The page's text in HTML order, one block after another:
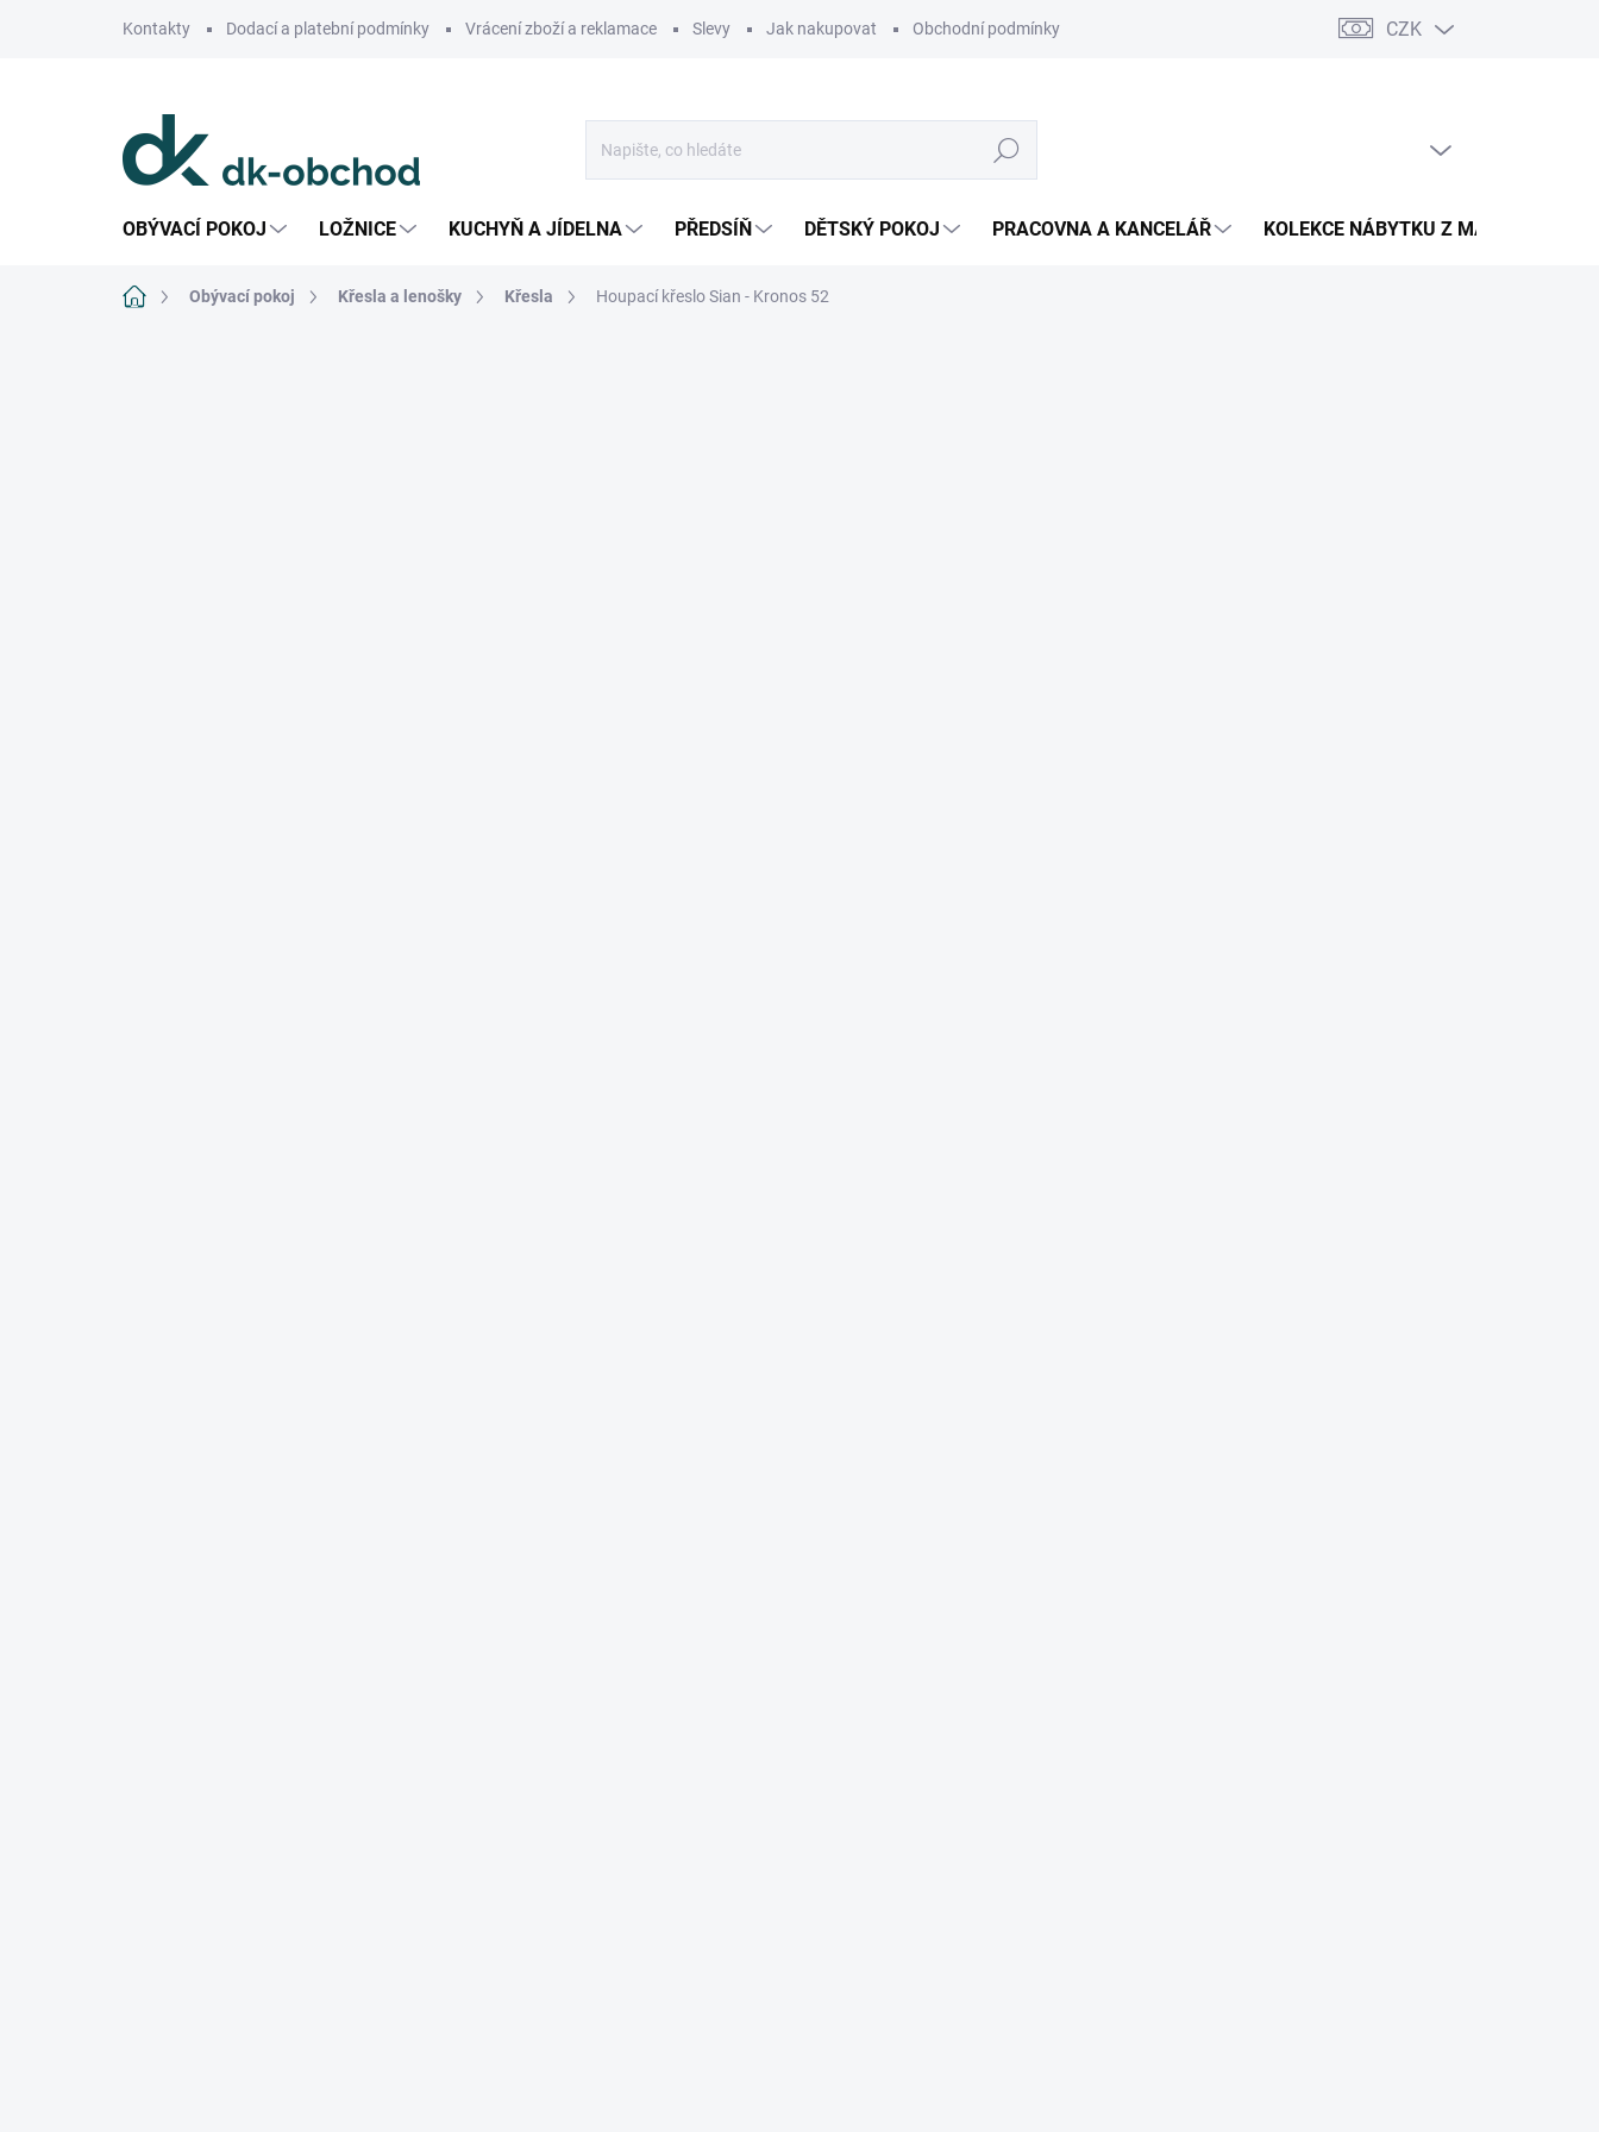
Kontakty Dodací a platební podmínky Vrácení zboží a reklamace Slevy Jak nakupovat Obchodní podmínky Podmínky ochrany osobních údajů Pojištění zásilky
CZK
Hledat
OBÝVACÍ POKOJ LOŽNICE KUCHYŇ A JÍDELNA PŘEDSÍŇ DĚTSKÝ POKOJ PRACOVNA A KANCELÁŘ KOLEKCE NÁBYTKU Z MASIVU
Domů Obývací pokoj Křesla a lenošky Křesla Houpací křeslo Sian - Kronos 52